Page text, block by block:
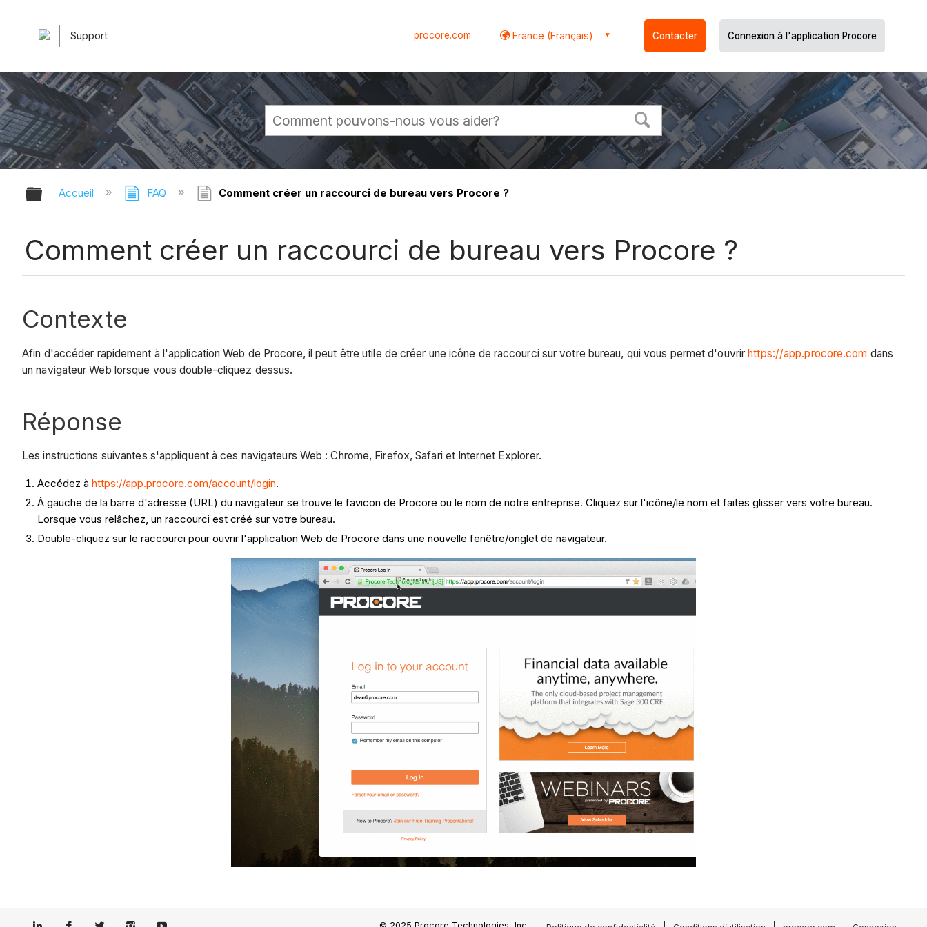
Support procore.com France (Français) Contacter Connexion à l'application Procore
Développer/réduire la hiérarchie globale
Accueil FAQ Comment créer un raccourci de bureau vers Procore ?
Comment créer un raccourci de bureau vers Procore ?
Contexte
Afin d'accéder rapidement à l'application Web de Procore, il peut être utile de créer une icône de raccourci sur votre bureau, qui vous permet d'ouvrirhttps://app.procore.com dans
un navigateur Web lorsque vous double-cliquez dessus.
Réponse
Les instructions suivantes s'appliquent à ces navigateurs Web : Chrome, Firefox, Safari et Internet Explorer.
Accédez àhttps://app.procore.com/account/login.
À gauche de la barre d'adresse (URL) du navigateur se trouve le favicon de Procore ou le nom de notre entreprise. Cliquez sur l'icône/le nom et faites glisser vers votre bureau.
Lorsque vous relâchez, un raccourci est créé sur votre bureau.
Double-cliquez sur le raccourci pour ouvrir l'application Web de Procore dans une nouvelle fenêtre/onglet de navigateur.